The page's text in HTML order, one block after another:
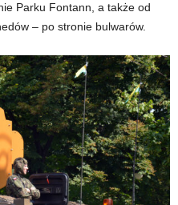
Parku Fontann, a także od
– po stronie bulwarów.